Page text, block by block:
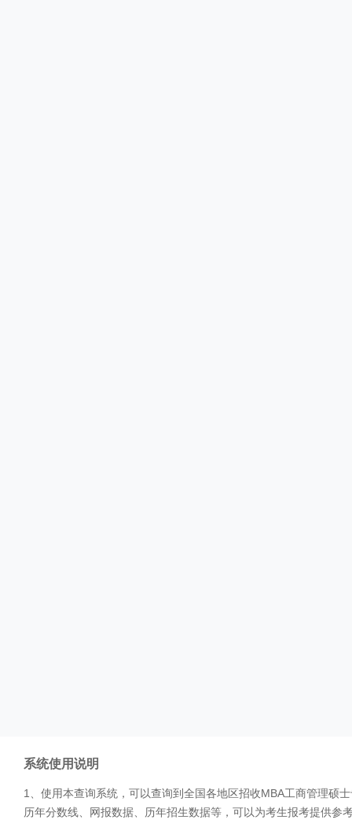
系统使用说明
1、使用本查询系统，可以查询到全国各地区招收MBA工商管理硕
历年分数线、网报数据、历年招生数据等，可以为考生报考提供参